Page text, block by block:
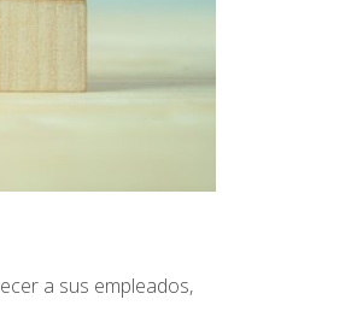
a sus empleados,